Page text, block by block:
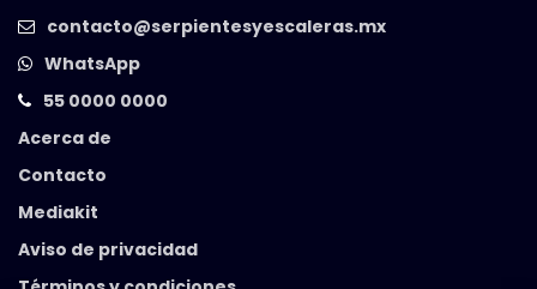
contacto@serpientesyescaleras.mx
WhatsApp
55 0000 0000
Acerca de
Contacto
Mediakit
Aviso de privacidad